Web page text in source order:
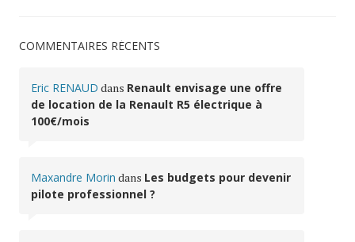
COMMENTAIRES RÉCENTS
Eric RENAUD dans Renault envisage une offre
de location de la Renault R5 électrique à
100€/mois
Maxandre Morin dans Les budgets pour devenir
pilote professionnel ?